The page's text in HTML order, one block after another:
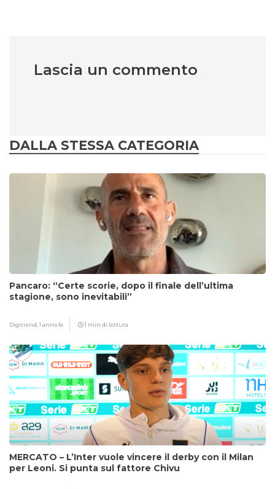
Lascia un commento
DALLA STESSA CATEGORIA
Pancaro: “Certe scorie, dopo il finale dell’ultima
stagione, sono inevitabili”
Digitrend,1 anno fa 1 min di lettura
MERCATO – L’Inter vuole vincere il derby con il Milan
per Leoni. Si punta sul fattore Chivu